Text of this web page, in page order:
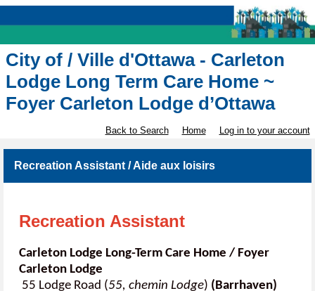
City of / Ville d'Ottawa - Carleton
Lodge Long Term Care Home ~
Foyer Carleton Lodge d’Ottawa
Back to Search Home Log in to your account
Recreation Assistant / Aide aux loisirs
Recreation Assistant
Carleton Lodge Long-Term Care Home / Foyer
Carleton Lodge
55 Lodge Road (55, chemin Lodge) (Barrhaven)